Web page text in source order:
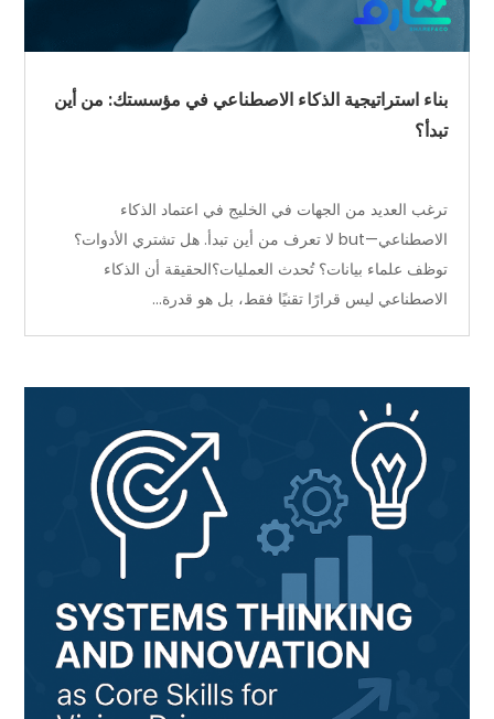
بناء استراتيجية الذكاء الاصطناعي في مؤسستك: من أين
تبدأ؟
ترغب العديد من الجهات في الخليج في اعتماد الذكاء
الاصطناعي—but لا تعرف من أين تبدأ. هل تشتري الأدوات؟
توظف علماء بيانات؟ تُحدث العمليات؟الحقيقة أن الذكاء
الاصطناعي ليس قرارًا تقنيًا فقط، بل هو قدرة...